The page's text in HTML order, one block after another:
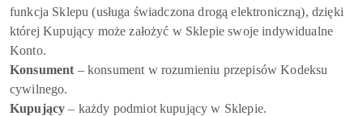
funkcja Sklepu (usługa świadczona drogą elektroniczną), dzięki
której Kupujący może założyć w Sklepie swoje indywidualne
Konto.
Konsument – konsument w rozumieniu przepisów Kodeksu
cywilnego.
Kupujący – każdy podmiot kupujący w Sklepie.